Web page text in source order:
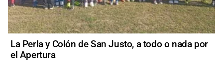
La Perla y Colón de San Justo, a todo o nada por
el Apertura